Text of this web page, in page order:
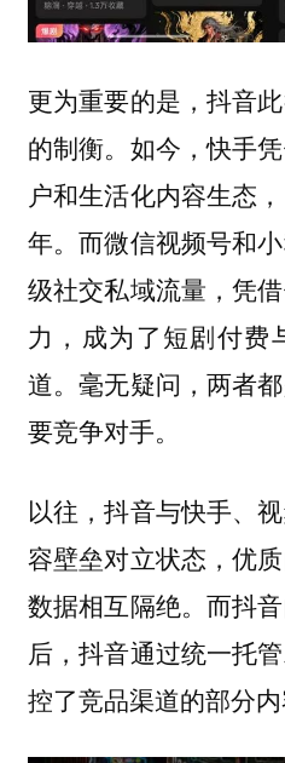
更为重要的是，抖音
的制衡。如今，快手
户和生活化内容生态
年。而微信视频号和
级社交私域流量，凭
力，成为了短剧付费
道。毫无疑问，两者
要竞争对手。
以往，抖音与快手、
容壁垒对立状态，优
数据相互隔绝。而抖
后，抖音通过统一托
控了竞品渠道的部分内